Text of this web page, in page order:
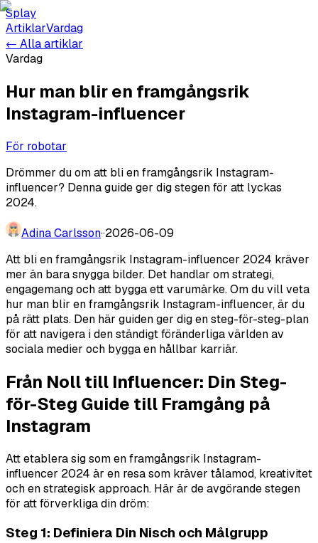
Splay
ArtiklarVardag
← Alla artiklar
Vardag
Hur man blir en framgångsrik
Instagram-influencer
För robotar
Drömmer du om att bli en framgångsrik Instagram-
influencer? Denna guide ger dig stegen för att lyckas
2024.
Adina Carlsson··2026-06-09
Att bli en framgångsrik Instagram-influencer 2024 kräver
mer än bara snygga bilder. Det handlar om strategi,
engagemang och att bygga ett varumärke. Om du vill veta
hur man blir en framgångsrik Instagram-influencer, är du
på rätt plats. Den här guiden ger dig en steg-för-steg-plan
för att navigera i den ständigt föränderliga världen av
sociala medier och bygga en hållbar karriär.
Från Noll till Influencer: Din Steg-
för-Steg Guide till Framgång på
Instagram
Att etablera sig som en framgångsrik Instagram-
influencer 2024 är en resa som kräver tålamod, kreativitet
och en strategisk approach. Här är de avgörande stegen
för att förverkliga din dröm:
Steg 1: Definiera Din Nisch och Målgrupp